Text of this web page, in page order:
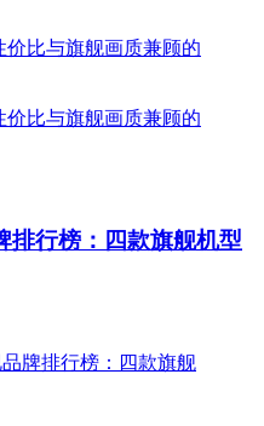
排行榜：四款旗舰机型